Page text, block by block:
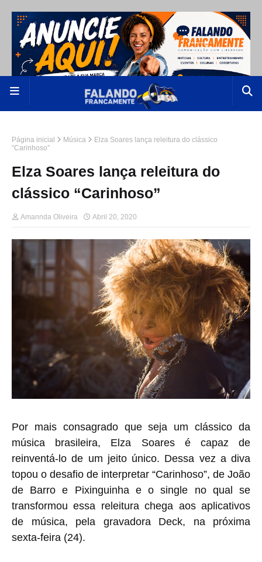
Página inicial Música
Elza Soares lança releitura do clássico
“Carinhoso”
Elza Soares lança releitura do
clássico “Carinhoso”
Amannda Oliveira Abril 20, 2020
Por mais consagrado que seja um clássico da
música brasileira, Elza Soares é capaz de
reinventá-lo de um jeito único. Dessa vez a diva
topou o desafio de interpretar “Carinhoso”, de João
de Barro e Pixinguinha e o single no qual se
transformou essa releitura chega aos aplicativos
de música, pela gravadora Deck, na próxima
sexta-feira (24).